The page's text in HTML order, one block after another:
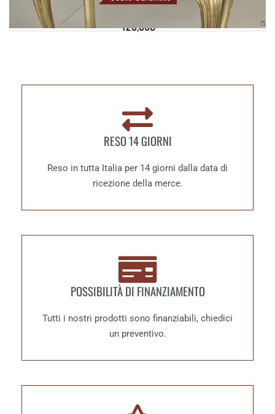
420,00€
RESO 14 GIORNI
Reso in tutta Italia per 14 giorni dalla data di
ricezione della merce.
POSSIBILITÀ DI FINANZIAMENTO
Tutti i nostri prodotti sono finanziabili, chiedici
un preventivo.